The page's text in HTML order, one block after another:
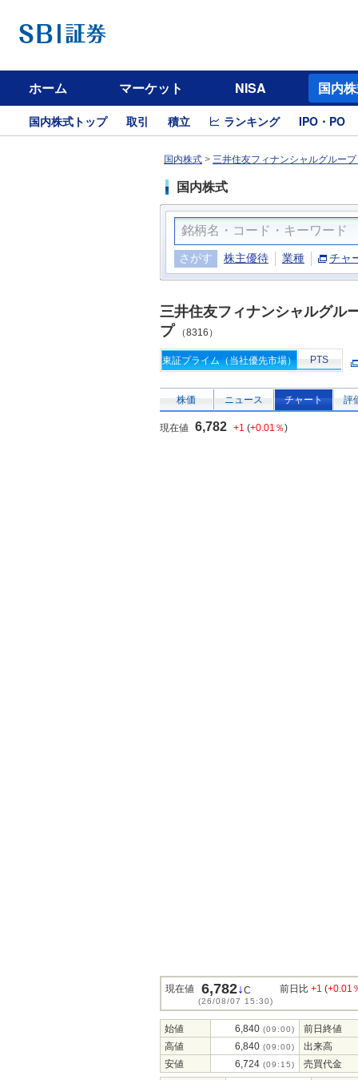
ホーム マーケット NISA 国内
国内株式トップ 取引 積立 ランキング IPO・PO
国内株式 > 三井住友フィナンシャルグルー
国内株式
さがす 株主優待 業種 チャ
三井住友フィナンシャルグル
プ （8316）
東証プライム（当社優先市場） PTS
株価 ニュース チャート 評
現在値 6,782 +1 (+0.01％)
現在値 6,782↓C
(26/08/07 15:30)
前日比 +1 (+0.01
始値 6,840 (09:00)
前日終値
高値
6,840 (09:00)
出来高
安値
6,724 (09:15) 売買代金